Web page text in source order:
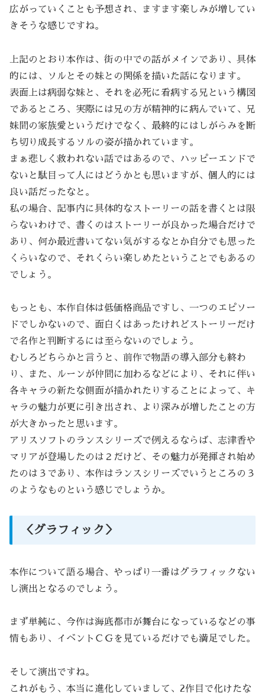
広がっていくことも予想され、ますます楽しみが増してい
きそうな感じですね。
上記のとおり本作は、街の中での話がメインであり、具体
的には、ソルとその妹との関係を描いた話になります。
表面上は病弱な妹と、それを必死に看病する兄という構図
であるところ、実際には兄の方が精神的に病んでいて、兄
妹間の家族愛というだけでなく、最終的にはしがらみを断
ち切り成長するソルの姿が描かれています。
まぁ悲しく救われない話ではあるので、ハッピーエンドで
ないと駄目って人にはどうかとも思いますが、個人的には
良い話だったなと。
私の場合、記事内に具体的なストーリーの話を書くとは限
らないわけで、書くのはストーリーが良かった場合だけで
あり、何か最近書いてない気がするなとか自分でも思った
くらいなので、それくらい楽しめたということでもあるの
でしょう。
もっとも、本作自体は低価格商品ですし、一つのエピソー
ドでしかないので、面白くはあったけれどストーリーだけ
で名作と判断するには至らないのでしょう。
むしろどちらかと言うと、前作で物語の導入部分も終わ
り、また、ルーンが仲間に加わるなどにより、それに伴い
各キャラの新たな側面が描かれたりすることによって、キ
ャラの魅力が更に引き出され、より深みが増したことの方
が大きかったと思います。
アリスソフトのランスシリーズで例えるならば、志津香や
マリアが登場したのは２だけど、その魅力が発揮され始め
たのは３であり、本作はランスシリーズでいうところの３
のようなものという感じでしょうか。
＜グラフィック＞
本作について語る場合、やっぱり一番はグラフィックない
し演出となるのでしょう。
まず単純に、今作は海底都市が舞台になっているなどの事
情もあり、イベントＣＧを見ているだけでも満足でした。
そして演出ですね。
これがもう、本当に進化していまして、2作目で化けたな